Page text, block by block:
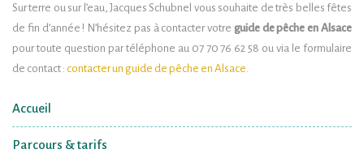
Sur terre ou sur l’eau, Jacques Schubnel vous souhaite de très belles fêtes
de fin d’année ! N’hésitez pas à contacter votre guide de pêche en Alsace
pour toute question par téléphone au 07 70 76 62 58 ou via le formulaire
de contact : contacter un guide de pêche en Alsace.
Accueil
Parcours & tarifs